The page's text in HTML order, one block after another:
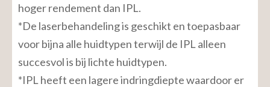
hoger rendement dan IPL.
*De laserbehandeling is geschikt en toepasbaar
voor bijna alle huidtypen terwijl de IPL alleen
succesvol is bij lichte huidtypen.
*IPL heeft een lagere indringdiepte waardoor er